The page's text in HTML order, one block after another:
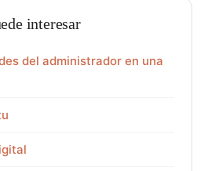
interesar
del administrador en una